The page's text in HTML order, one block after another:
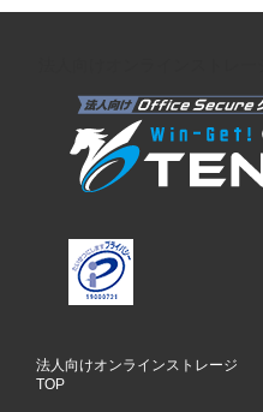
法人向けオンラインストレージ
TOP